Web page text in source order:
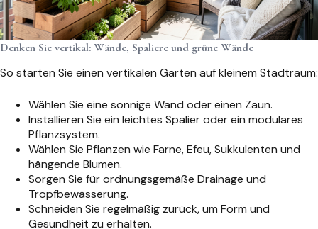
Denken Sie vertikal: Wände, Spaliere und grüne Wände
So starten Sie einen vertikalen Garten auf kleinem Stadtraum:
Wählen Sie eine sonnige Wand oder einen Zaun.
Installieren Sie ein leichtes Spalier oder ein modulares
Pflanzsystem.
Wählen Sie Pflanzen wie Farne, Efeu, Sukkulenten und
hängende Blumen.
Sorgen Sie für ordnungsgemäße Drainage und
Tropfbewässerung.
Schneiden Sie regelmäßig zurück, um Form und
Gesundheit zu erhalten.